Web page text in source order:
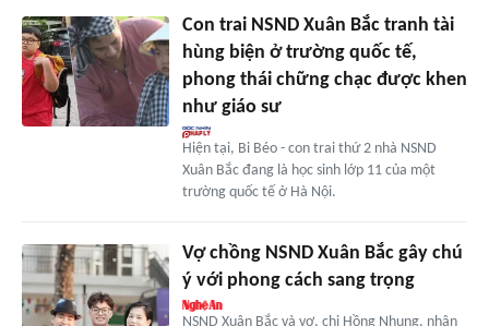
Con trai NSND Xuân Bắc tranh tài
hùng biện ở trường quốc tế,
phong thái chững chạc được khen
như giáo sư
Hiện tại, Bi Béo - con trai thứ 2 nhà NSND
Xuân Bắc đang là học sinh lớp 11 của một
trường quốc tế ở Hà Nội.
Vợ chồng NSND Xuân Bắc gây chú
ý với phong cách sang trọng
NSND Xuân Bắc và vợ, chị Hồng Nhung, nhận